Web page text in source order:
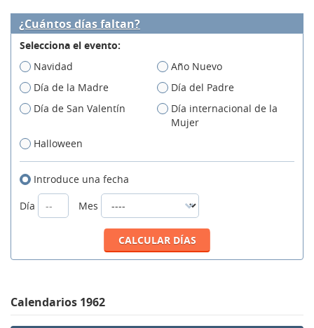
¿Cuántos días faltan?
Selecciona el evento:
Navidad
Año Nuevo
Día de la Madre
Día del Padre
Día de San Valentín
Día internacional de la
Mujer
Halloween
Introduce una fecha
Día
Mes
Calendarios 1962